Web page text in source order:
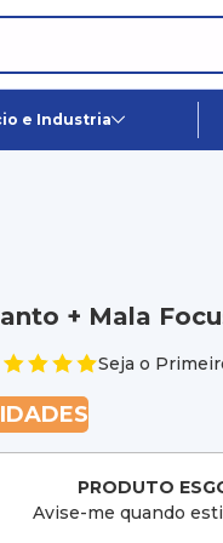
e Industria
+ Mala
Seja o
PRODUTO
Avise-me quando